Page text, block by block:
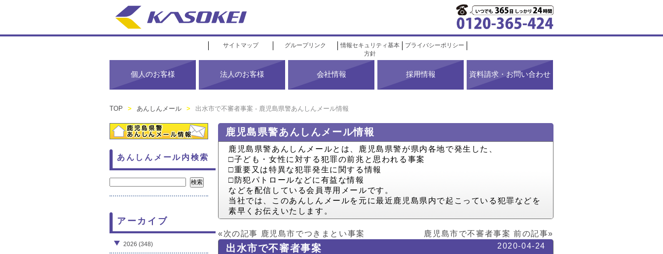
サイトマップ グループリンク
情報セキュリティ基本
方針
プライバシーポリシー
個人のお客様 法人のお客様 会社情報 採用情報 資料請求・お問い合わせ
TOP > あんしんメール > 出水市で不審者事案 - 鹿児島県警あんしんメール情報
鹿児島県警あんしんメール情報
鹿児島県警あんしんメールとは、鹿児島県警が県内各地で発生した、
□子ども・女性に対する犯罪の前兆と思われる事案
□重要又は特異な犯罪発生に関する情報
□防犯パトロールなどに有益な情報
などを配信している会員専用メールです。
当社では、このあんしんメールを元に最近鹿児島県内で起こっている犯罪などを
素早くお伝えいたします。
«次の記事 鹿児島市でつきまとい事案 鹿児島市で不審者事案 前の記事»
出水市で不審者事案 2020-04-24
あんしんメール内検索
アーカイブ
2026 (348)